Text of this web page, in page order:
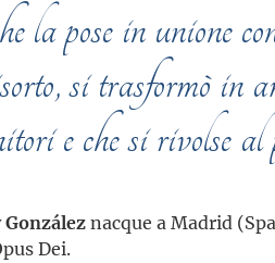
la pose in unione
si trasformò in
e che si rivolse al
nacque a Madrid
Dei.